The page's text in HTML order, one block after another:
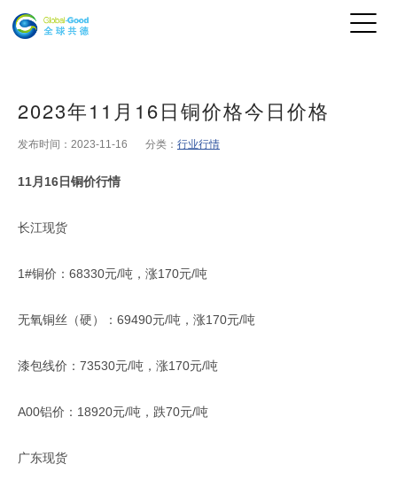
2023年11月16日铜价格今日价格
发布时间：2023-11-16 分类： 行业行情
11月16日铜价行情
长江现货
1#铜价：68330元/吨，涨170元/吨
无氧铜丝（硬）：69490元/吨，涨170元/吨
漆包线价：73530元/吨，涨170元/吨
A00铝价：18920元/吨，跌70元/吨
广东现货